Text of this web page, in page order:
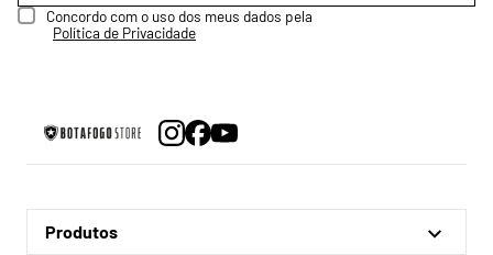
Concordo com o uso dos meus dados pela
Política de Privacidade
Produtos